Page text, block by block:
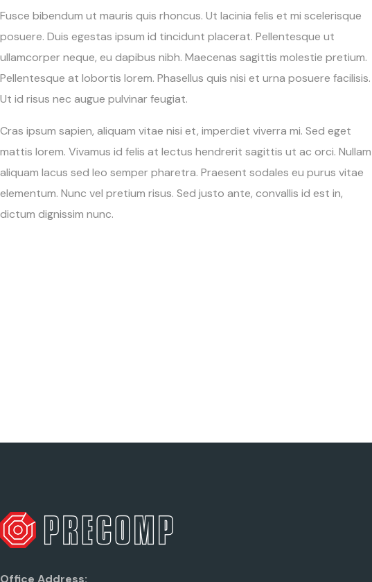
Fusce bibendum ut mauris quis rhoncus. Ut lacinia felis et mi scelerisque
posuere. Duis egestas ipsum id tincidunt placerat. Pellentesque ut
ullamcorper neque, eu dapibus nibh. Maecenas sagittis molestie pretium.
Pellentesque at lobortis lorem. Phasellus quis nisi et urna posuere facilisis.
Ut id risus nec augue pulvinar feugiat.
Cras ipsum sapien, aliquam vitae nisi et, imperdiet viverra mi. Sed eget
mattis lorem. Vivamus id felis at lectus hendrerit sagittis ut ac orci. Nullam
aliquam lacus sed leo semper pharetra. Praesent sodales eu purus vitae
elementum. Nunc vel pretium risus. Sed justo ante, convallis id est in,
dictum dignissim nunc.
Office Address: